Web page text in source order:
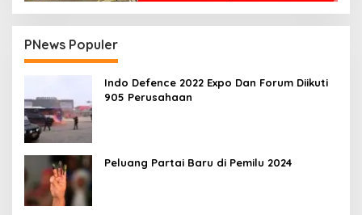
PNews Populer
Indo Defence 2022 Expo Dan Forum Diikuti
905 Perusahaan
Peluang Partai Baru di Pemilu 2024